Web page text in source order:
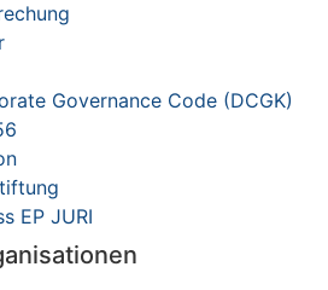
Governance Code (DCGK)
EP JURI